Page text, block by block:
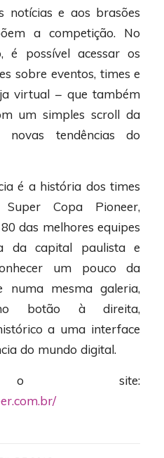
notícias e aos brasões
a competição. No
é possível acessar os
sobre eventos, times e
virtual – que também
um simples scroll da
novas tendências do
é a história dos times
Copa Pioneer,
das melhores equipes
da capital paulista e
um pouco da
numa mesma galeria,
botão à direita,
a uma interface
do mundo digital.
o site: